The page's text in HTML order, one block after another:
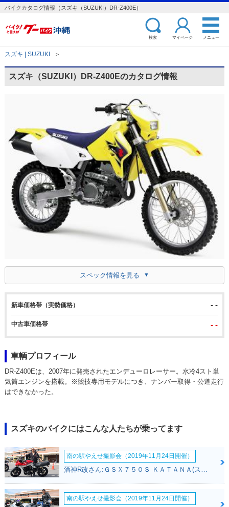
バイクカタログ情報（スズキ（SUZUKI）DR-Z400E）
検索 マイページ メニュー
スズキ | SUZUKI ＞
スズキ（SUZUKI）DR-Z400Eのカタログ情報
スペック情報を見る
新車価格帯（実勢価格） - -
中古車価格帯 - -
車輌プロフィール
DR-Z400Eは、2007年に発売されたエンデューロレーサー。水冷4スト単
気筒エンジンを搭載。※競技専用モデルにつき、ナンバー取得・公道走行
はできなかった。
スズキのバイクにはこんな人たちが乗ってます
南の駅やえせ撮影会（2019年11月24日開催）
酒神R改さん:ＧＳＸ７５０Ｓ ＫＡＴＡＮＡ(スズキ)
南の駅やえせ撮影会（2019年11月24日開催）